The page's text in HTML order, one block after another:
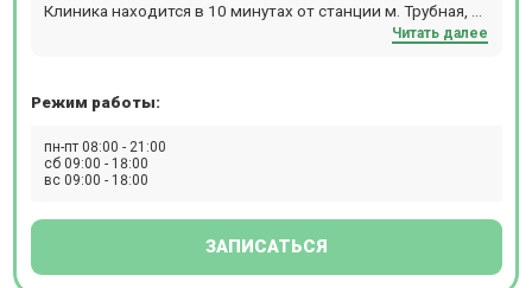
Клиника находится в 10 минутах от станции м. Трубная, м.
Читать далее
Режим работы:
пн-пт 08:00 - 21:00
сб 09:00 - 18:00
вс 09:00 - 18:00
ЗАПИСАТЬСЯ